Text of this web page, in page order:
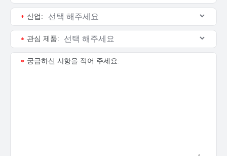
산업:
*
관심 제품:
*
궁금하신 사항을 적어 주세요:
*